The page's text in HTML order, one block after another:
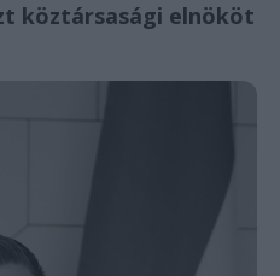
köztársasági elnököt